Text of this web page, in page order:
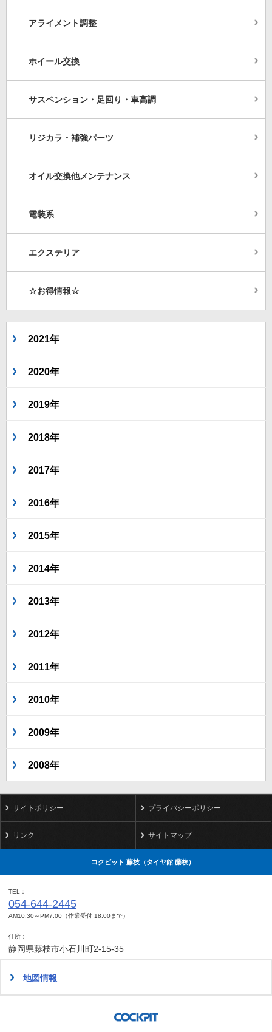
アライメント調整
ホイール交換
サスペンション・足回り・車高調
リジカラ・補強パーツ
オイル交換他メンテナンス
電装系
エクステリア
☆お得情報☆
2021年
2020年
2019年
2018年
2017年
2016年
2015年
2014年
2013年
2012年
2011年
2010年
2009年
2008年
サイトポリシー プライバシーポリシー
リンク サイトマップ
コクピット 藤枝（タイヤ館 藤枝）
TEL
054-644-2445
AM10:30～PM7:00（作業受付 18:00まで）
住所
静岡県藤枝市小石川町2-15-35
地図情報